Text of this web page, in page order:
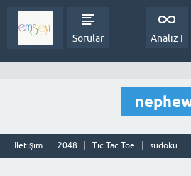
Sorular Analiz I
İletişim 2048 Tic Tac Toe sudoku